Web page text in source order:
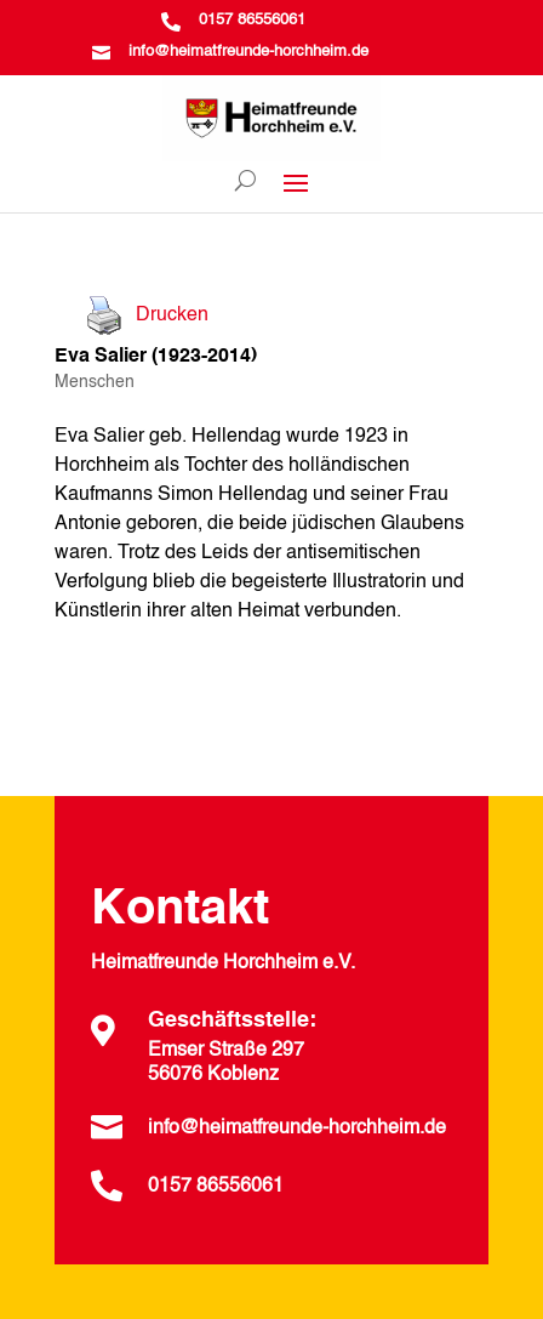
 0157 86556061
 info@heimatfreunde-horchheim.de
Drucken
Eva Salier (1923-2014)
Menschen
Eva Salier geb. Hellendag wurde 1923 in
Horchheim als Tochter des holländischen
Kaufmanns Simon Hellendag und seiner Frau
Antonie geboren, die beide jüdischen Glaubens
waren. Trotz des Leids der antisemitischen
Verfolgung blieb die begeisterte Illustratorin und
Künstlerin ihrer alten Heimat verbunden.
Kontakt
Heimatfreunde Horchheim e.V.
 Geschäftsstelle:
Emser Straße 297
56076 Koblenz
 info@heimatfreunde-horchheim.de
 0157 86556061